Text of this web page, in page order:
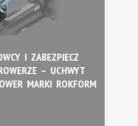
I ZABEZPIECZ
– UCHWYT
MARKI ROKFORM